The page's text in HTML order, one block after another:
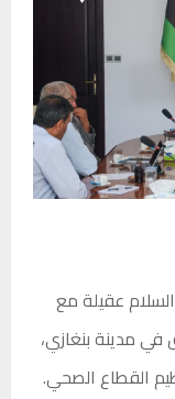
عقيلة مع
في مدينة بنغازي،
القطاع الصحي.